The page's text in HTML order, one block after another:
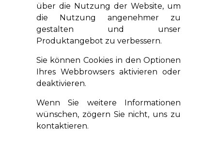
über die Nutzung der Website, um
die Nutzung angenehmer zu
gestalten und unser
Produktangebot zu verbessern.
Sie können Cookies in den Optionen
Ihres Webbrowsers aktivieren oder
deaktivieren.
Wenn Sie weitere Informationen
wünschen, zögern Sie nicht, uns zu
kontaktieren.